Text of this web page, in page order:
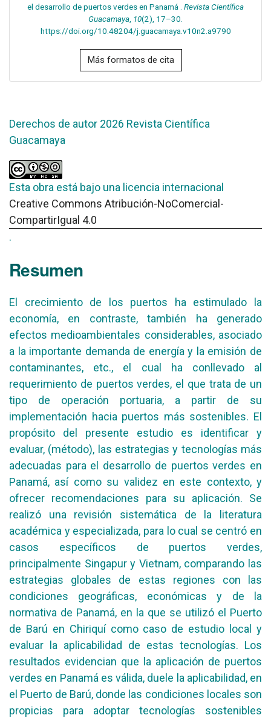
el desarrollo de puertos verdes en Panamá . Revista Científica
Guacamaya 10(2), 17–30.
https://doi.org/10.48204/j.guacamaya.v10n2.a9790
Más formatos de cita
Derechos de autor 2026 Revista Científica
Guacamaya
Esta obra está bajo una licencia internacional
Creative Commons Atribución-NoComercial-
CompartirIgual 4.0
.
Resumen
El crecimiento de los puertos ha estimulado la
economía, en contraste, también ha generado
efectos medioambientales considerables, asociado
a la importante demanda de energía y la emisión de
contaminantes, etc., el cual ha conllevado al
requerimiento de puertos verdes, el que trata de un
tipo de operación portuaria, a partir de su
implementación hacia puertos más sostenibles. El
propósito del presente estudio es identificar y
evaluar, (método), las estrategias y tecnologías más
adecuadas para el desarrollo de puertos verdes en
Panamá, así como su validez en este contexto, y
ofrecer recomendaciones para su aplicación. Se
realizó una revisión sistemática de la literatura
académica y especializada, para lo cual se centró en
casos específicos de puertos verdes,
principalmente Singapur y Vietnam, comparando las
estrategias globales de estas regiones con las
condiciones geográficas, económicas y de la
normativa de Panamá, en la que se utilizó el Puerto
de Barú en Chiriquí como caso de estudio local y
evaluar la aplicabilidad de estas tecnologías. Los
resultados evidencian que la aplicación de puertos
verdes en Panamá es válida, duele la aplicabilidad, en
el Puerto de Barú, donde las condiciones locales son
propicias para adoptar tecnologías sostenibles